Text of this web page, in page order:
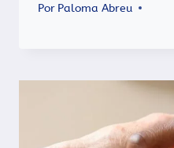
Por Paloma Abreu